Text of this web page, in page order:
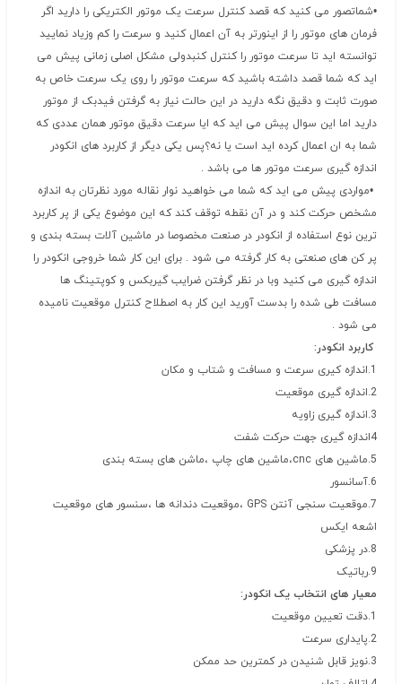
•شماتصور می کنید که قصد کنترل سرعت یک موتور الکتریکی را دارید اگر
فرمان های موتور را از اینورتر به آن اعمال کنید و سرعت را کم وزیاد نمایید
توانسته اید تا سرعت موتور را کنترل کنبدولی مشکل اصلی زمانی پیش می
اید که شما قصد داشته باشید که سرعت موتور را روی یک سرعت خاص به
صورت ثابت و دقیق نگه دارید در این حالت نیاز به گرفتن فیدبک از موتور
دارید اما این سوال پیش می اید که ایا سرعت دقیق موتور همان عددی که
شما به ان اعمال کرده اید است یا نه؟پس یکی دیگر از کاربرد های انکودر
اندازه گیری سرعت موتور ها می باشد .
•مواردی پیش می اید که شما می خواهید نوار نقاله مورد نظرتان به اندازه
مشخص حرکت کند و در آن نقطه توقف کند که این موضوع یکی از پر کاربرد
ترین نوع استفاده از انکودر در صنعت مخصوصا در ماشین آلات بسته بندی و
پر کن های صنعتی به کار گرفته می شود . برای این کار شما خروجی انکودر را
اندازه گیری می کنید وبا در نظر گرفتن ضرایب گیربکس و کوپتینگ ها
مسافت طی شده را بدست آورید این کار به اصطلاح کنترل موقعیت نامیده
می شود .
کاربرد انکودر:
1.اندازه کیری سرعت و مسافت و شتاب و مکان
2.اندازه گیری موقعیت
3.اندازه گیری زاویه
4اندازه گیری جهت حرکت شفت
5.ماشین های cnc،ماشین های چاپ ،ماشن های بسته بندی
6.آسانسور
7.موقعیت سنجی آنتن GPS ،موقعیت دندانه ها ،سنسور های موقعیت
اشعه ایکس
8.در پزشکی
9.رباتیک
معیار های انتخاب یک انکودر:
1.دقت تعیین موقعیت
2.پایداری سرعت
3.نویز قابل شنیدن در کمترین حد ممکن